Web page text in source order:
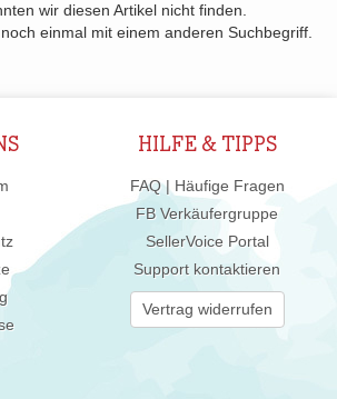
wir diesen Artikel nicht finden.
einmal mit einem anderen Suchbegriff.
HILFE & TIPPS
FAQ | Häufige Fragen
FB Verkäufergruppe
SellerVoice Portal
Support kontaktieren
Vertrag widerrufen